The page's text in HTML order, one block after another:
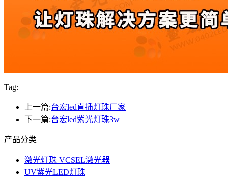
Tag:
上一篇:台宏led直插灯珠厂家
下一篇:台宏led紫光灯珠3w
产品分类
激光灯珠 VCSEL激光器
UV紫光LED灯珠